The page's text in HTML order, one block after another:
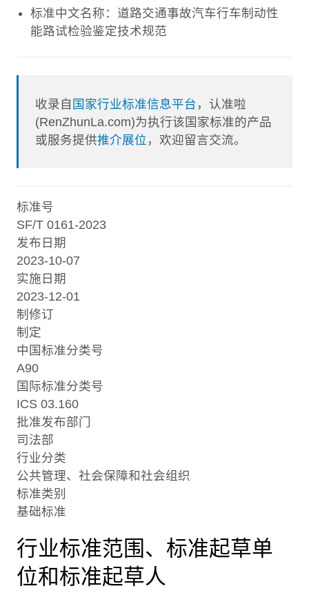
标准中文名称：道路交通事故汽车行车制动性
能路试检验鉴定技术规范
收录自 国家行业标准信息平台 ，认准啦
(RenZhunLa.com)为执行该国家标准的产品
或服务提供推介展位 ，欢迎留言交流。
标准号
SF/T 0161-2023
发布日期
2023-10-07
实施日期
2023-12-01
制修订
制定
中国标准分类号
A90
国际标准分类号
ICS 03.160
批准发布部门
司法部
行业分类
公共管理、社会保障和社会组织
标准类别
基础标准
行业标准范围、标准起草单
位和标准起草人